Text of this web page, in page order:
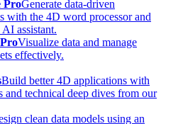
ProGenerate data-driven
with the 4D word processor and
assistant.
Visualize data and manage
effectively.
Build better 4D applications with
and technical deep dives from our
clean data models using an